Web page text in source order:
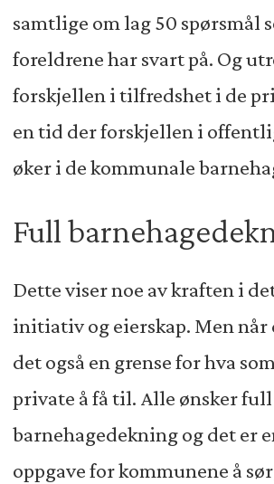
samtlige om lag 50 spørsmål
foreldrene har svart på. Og
forskjellen i tilfredshet i de
en tid der forskjellen i
øker i de kommunale
Full
Dette viser noe av kraften i
initiativ og eierskap. Men når
det også en grense for hva
private å få til. Alle ønsker full
barnehagedekning og det er
oppgave for kommunene å